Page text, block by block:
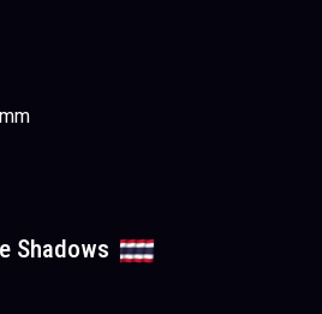
Shadows